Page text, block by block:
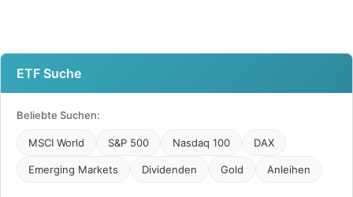
ETF Suche
Beliebte Suchen:
MSCI World S&P 500 Nasdaq 100 DAX
Emerging Markets Dividenden Gold Anleihen